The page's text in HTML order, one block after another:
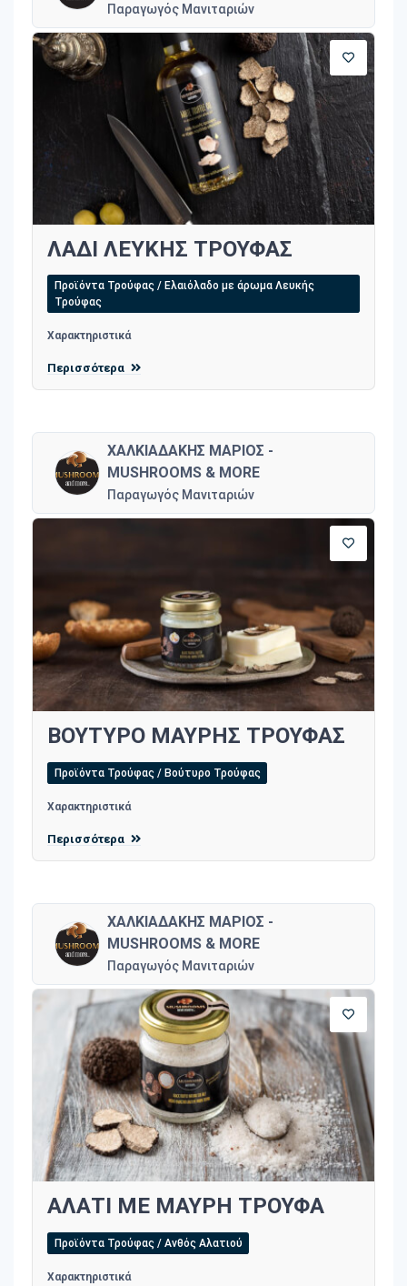
Παραγωγός Μανιταριών
ΛΑΔΙ ΛΕΥΚΗΣ ΤΡΟΥΦΑΣ
Προϊόντα Τρούφας / Ελαιόλαδο με άρωμα Λευκής
Τρούφας
Χαρακτηριστικά
Περισσότερα
ΧΑΛΚΙΑΔΑΚΗΣ ΜΑΡΙΟΣ -
MUSHROOMS & MORE
Παραγωγός Μανιταριών
ΒΟΥΤΥΡΟ ΜΑΥΡΗΣ ΤΡΟΥΦΑΣ
Προϊόντα Τρούφας / Βούτυρο Τρούφας
Χαρακτηριστικά
Περισσότερα
ΧΑΛΚΙΑΔΑΚΗΣ ΜΑΡΙΟΣ -
MUSHROOMS & MORE
Παραγωγός Μανιταριών
ΑΛΑΤΙ ΜΕ ΜΑΥΡΗ ΤΡΟΥΦΑ
Προϊόντα Τρούφας / Ανθός Αλατιού
Χαρακτηριστικά